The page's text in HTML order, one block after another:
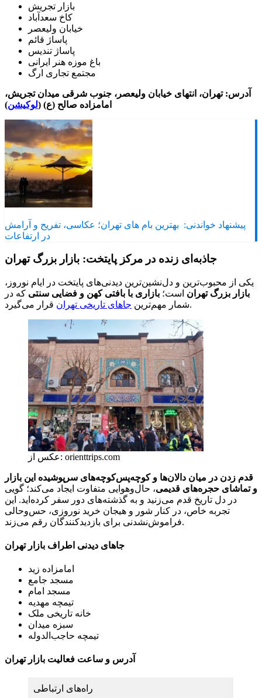
بازار تجریش
کاخ سعدآباد
خیابان ولیعصر
پاساژ قائم
پاساژ تندیس
باغ موزه هنر ایرانی
مجتمع تجاری ارگ
آدرس: تهران، انتهای خیابان ولیعصر، جنوب شرقی میدان تجریش،
امامزاده صالح (ع) (لوکیشن)
پیشنهاد خواندنی: بهترین بام های تهران؛ عکاسی، تفریح و آرامش
در ارتفاعات
جاذبه‌ای زنده در مرکز پایتخت: بازار بزرگ تهران
یکی از محبوب‌ترین و دل‌نشین‌ترین دیدنی‌های پایتخت در ایام نوروز،
بازار بزرگ تهران است؛ بازاری با بافتی کهن و فضایی سنتی که در
شمار مهم‌ترین جاهای تاریخی تهران قرار می‌گیرد.
عکس از: orienttrips.com
قدم زدن در میان دالان‌ها و کوچه‌پس‌کوچه‌های سرپوشیده این بازار
و تماشای حجره‌های قدیمی، حال‌وهوایی متفاوت ایجاد می‌کند؛ گویی
در دل تاریخ قدم می‌زنید و به گذشته‌های دور سفر کرده‌اید. این
تجربه خاص، در کنار شور و هیجان خرید نوروزی، حس‌وحالی
فراموش‌نشدنی برای بازدیدکنندگان رقم می‌زند.
جاهای دیدنی اطراف بازار تهران
امامزاده زید
مسجد جامع
مسجد امام
تیمچه مهدیه
خانه تاریخی ملک
سبزه میدان
تیمچه حاجب‌الدوله
آدرس و ساعت فعالیت بازار تهران
راه‌های ارتباطی